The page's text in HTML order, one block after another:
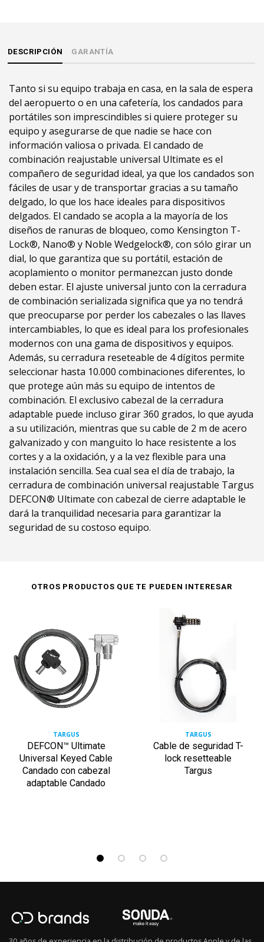
DESCRIPCIÓN GARANTÍA
Tanto si su equipo trabaja en casa, en la sala de espera
del aeropuerto o en una cafetería, los candados para
portátiles son imprescindibles si quiere proteger su
equipo y asegurarse de que nadie se hace con
información valiosa o privada. El candado de
combinación reajustable universal Ultimate es el
compañero de seguridad ideal, ya que los candados son
fáciles de usar y de transportar gracias a su tamaño
delgado, lo que los hace ideales para dispositivos
delgados. El candado se acopla a la mayoría de los
diseños de ranuras de bloqueo, como Kensington T-
Lock®, Nano® y Noble Wedgelock®, con sólo girar un
dial, lo que garantiza que su portátil, estación de
acoplamiento o monitor permanezcan justo donde
deben estar. El ajuste universal junto con la cerradura
de combinación serializada significa que ya no tendrá
que preocuparse por perder los cabezales o las llaves
intercambiables, lo que es ideal para los profesionales
modernos con una gama de dispositivos y equipos.
Además, su cerradura reseteable de 4 dígitos permite
seleccionar hasta 10.000 combinaciones diferentes, lo
que protege aún más su equipo de intentos de
combinación. El exclusivo cabezal de la cerradura
adaptable puede incluso girar 360 grados, lo que ayuda
a su utilización, mientras que su cable de 2 m de acero
galvanizado y con manguito lo hace resistente a los
cortes y a la oxidación, y a la vez flexible para una
instalación sencilla. Sea cual sea el día de trabajo, la
cerradura de combinación universal reajustable Targus
DEFCON® Ultimate con cabezal de cierre adaptable le
dará la tranquilidad necesaria para garantizar la
seguridad de su costoso equipo.
OTROS PRODUCTOS QUE TE PUEDEN INTERESAR
TARGUS
DEFCON™ Ultimate
Universal Keyed Cable
Candado con cabezal
adaptable Candado
TARGUS
Cable de seguridad T-
lock resetteable
Targus